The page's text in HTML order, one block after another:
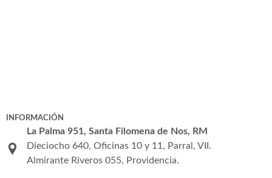
INFORMACIÓN
La Palma 951, Santa Filomena de Nos, RM
Dieciocho 640, Oficinas 10 y 11, Parral, VII.
Almirante Riveros 055, Providencia.